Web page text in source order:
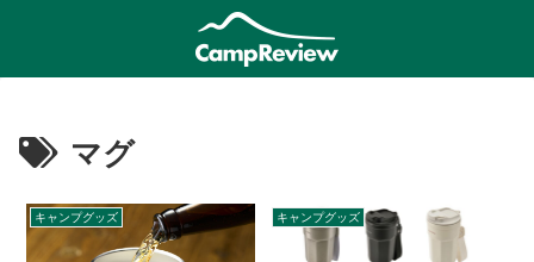
マグ
キャンプグッズ キャンプグッズ